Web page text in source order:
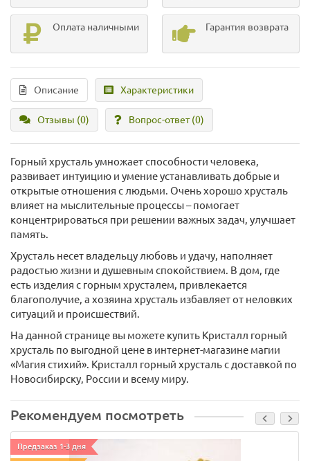
Оплата наличными Гарантия возврата
Описание Характеристики
Отзывы (0) Вопрос-ответ(0)
Горный хрусталь умножает способности человека,
развивает интуицию и умение устанавливать добрые и
открытые отношения с людьми. Очень хорошо хрусталь
влияет на мыслительные процессы – помогает
концентрироваться при решении важных задач, улучшает
память.
Хрусталь несет владельцу любовь и удачу, наполняет
радостью жизни и душевным спокойствием. В дом, где
есть изделия с горным хрусталем, привлекается
благополучие, а хозяина хрусталь избавляет от неловких
ситуаций и происшествий.
На данной странице вы можете купить Кристалл горный
хрусталь по выгодной цене в интернет-магазине магии
«Магия стихий». Кристалл горный хрусталь с доставкой по
Новосибирску, России и всему миру.
Рекомендуем посмотреть
Предзаказ 1-3 дня